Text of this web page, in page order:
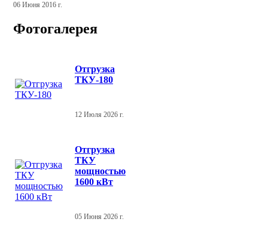
06 Июня 2016 г.
Фотогалерея
Отгрузка
ТКУ-180
12 Июля 2026 г.
Отгрузка
ТКУ
мощностью
1600 кВт
05 Июня 2026 г.